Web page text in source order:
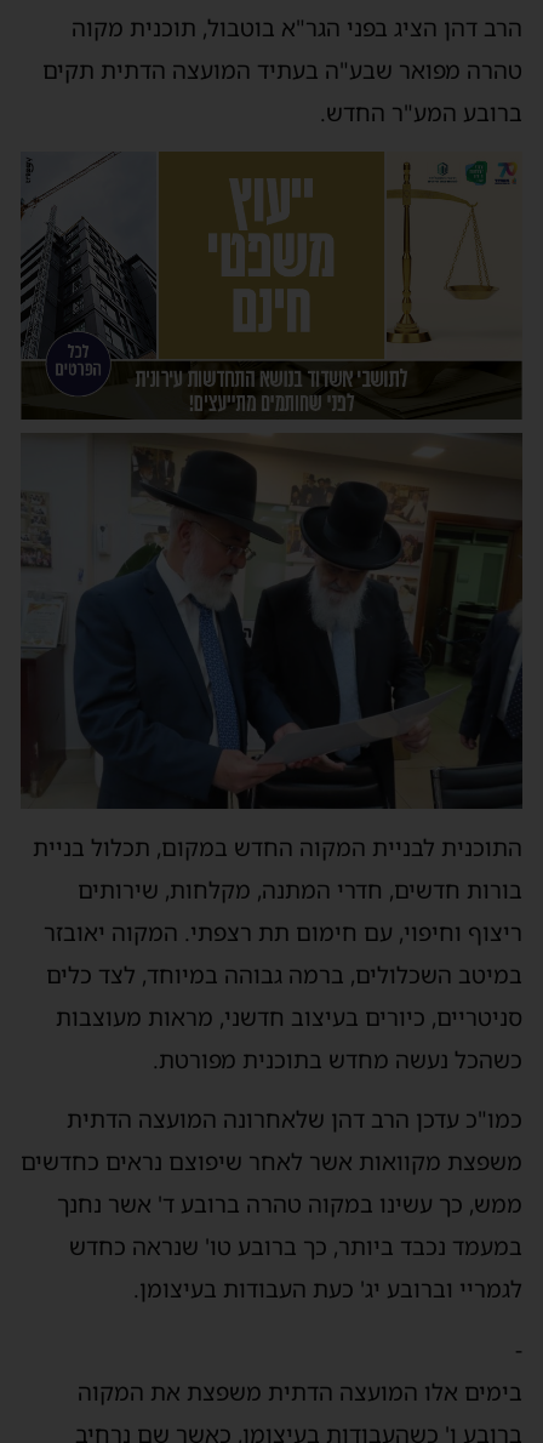
הרב דהן הציג בפני הגר"א בוטבול, תוכנית מקוה
טהרה מפואר שבע"ה בעתיד המועצה הדתית תקים
ברובע המע"ר החדש.
התוכנית לבניית המקוה החדש במקום, תכלול בניית
בורות חדשים, חדרי המתנה, מקלחות, שירותים
ריצוף וחיפוי, עם חימום תת רצפתי. המקוה יאובזר
במיטב השכלולים, ברמה גבוהה במיוחד, לצד כלים
סניטריים, כיורים בעיצוב חדשני, מראות מעוצבות
כשהכל נעשה מחדש בתוכנית מפורטת.
כמו"כ עדכן הרב דהן שלאחרונה המועצה הדתית
משפצת מקוואות אשר לאחר שיפוצם נראים כחדשים
ממש, כך עשינו במקוה טהרה ברובע ד' אשר נחנך
במעמד נכבד ביותר, כך ברובע טו' שנראה כחדש
לגמריי וברובע יג' כעת העבודות בעיצומן.
-
בימים אלו המועצה הדתית משפצת את המקוה
ברובע ו' כשהעבודות בעיצומן, כאשר שם נרחיב